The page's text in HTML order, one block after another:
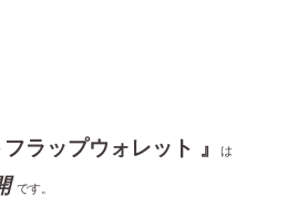
フラップウォレット 』 は
です。